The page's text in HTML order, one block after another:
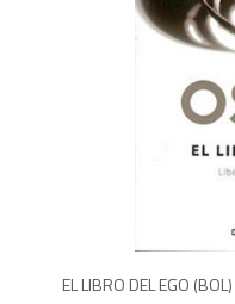
EL LIBRO DEL EGO (BOL)